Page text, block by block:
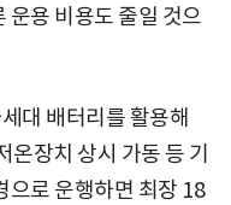
운용 비용도 줄일 것으
대 배터리를 활용해
장치 상시 가동 등 기
으로 운행하면 최장 18